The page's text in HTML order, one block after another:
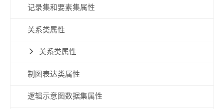
记录集和要素集属性
关系类属性
关系类属性
制图表达类属性
逻辑示意图数据集属性